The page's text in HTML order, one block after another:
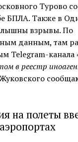
Турово
БПЛА. Также в
взрывы. По
данным, там
Telegram-
в реестр
на полеты